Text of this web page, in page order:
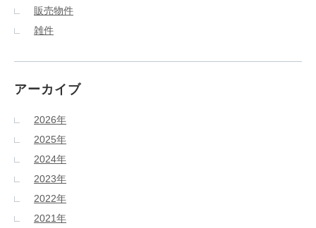
販売物件
雑件
アーカイブ
2026年
2025年
2024年
2023年
2022年
2021年